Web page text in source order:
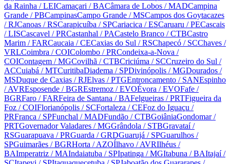
da Rainha / LEICamaçari / BACâmara de Lobos / MADCampina
Grande / PBCampinasCampo Grande / MSCampos dos Goytacazes
/ RJCanoas / RSCarapicuíba / SPCariacica / ESCaruaru / PECascais
/ LISCascavel / PRCastanhal / PACastelo Branco / CTBCastro
Marim / FARCaucaia / CECaxias do Sul / RSChapecó / SCChaves /
VRLCoimbra / COIColombo / PRCondeixa-a-Nova /
COIContagem / MGCovilhã / CTBCriciúma / SCCruzeiro do Sul /
ACCuiabá / MTCuritibaDiadema / SPDivinópolis / MGDourados /
MSDuque de Caxias / RJElvas / PTGEntroncamento / SANEspinho
/ AVREsposende / BGREstremoz / EVOÉvora / EVOFafe /
BGRFaro / FARFeira de Santana / BAFelgueiras / PRTFigueira da
Foz / COIFlorianópolis / SCFortaleza / CEFoz do Iguaçu /
PRFranca / SPFunchal / MADFundão / CTBGoiâniaGondomar/
PRTGovernador Valadares / MGGrândola / STBGravataí/
RSGuarapuava / PRGuarda / GRDGuarujá / SPGuarulhos /
SPGuimarães / BGRHorta / AZOÍlhavo / AVRIlhéus /
BAImperatriz / MAIndaiatuba / SPIpatinga / MGItabuna / BAItajaí/